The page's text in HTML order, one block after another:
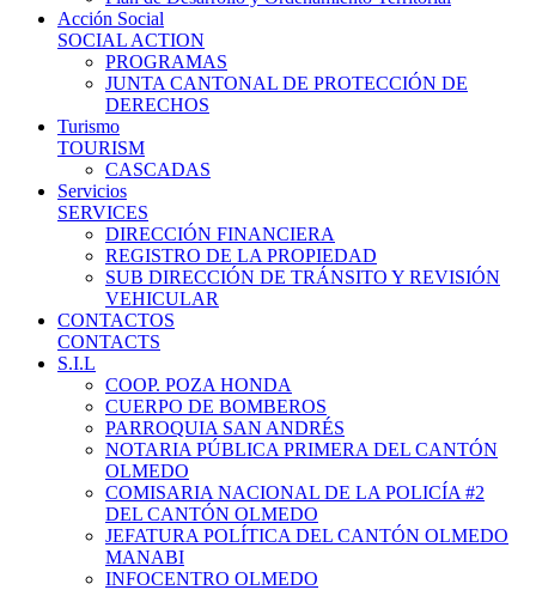
Acción Social
SOCIAL ACTION
PROGRAMAS
JUNTA CANTONAL DE PROTECCIÓN DE
DERECHOS
Turismo
TOURISM
CASCADAS
Servicios
SERVICES
DIRECCIÓN FINANCIERA
REGISTRO DE LA PROPIEDAD
SUB DIRECCIÓN DE TRÁNSITO Y REVISIÓN
VEHICULAR
CONTACTOS
CONTACTS
S.I.L
COOP. POZA HONDA
CUERPO DE BOMBEROS
PARROQUIA SAN ANDRÉS
NOTARIA PÚBLICA PRIMERA DEL CANTÓN
OLMEDO
COMISARIA NACIONAL DE LA POLICÍA #2
DEL CANTÓN OLMEDO
JEFATURA POLÍTICA DEL CANTÓN OLMEDO
MANABI
INFOCENTRO OLMEDO